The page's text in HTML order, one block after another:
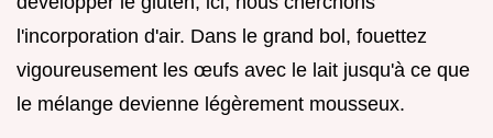
l'incorporation d'air. Dans le grand bol, fouettez
vigoureusement les œufs avec le lait jusqu'à ce que
le mélange devienne légèrement mousseux.